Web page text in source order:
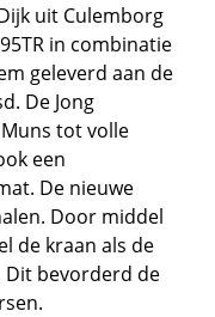
uit Culemborg
in combinatie
geleverd aan de
De Jong
tot volle
een
De nieuwe
Door middel
de kraan als de
Dit bevorderd de